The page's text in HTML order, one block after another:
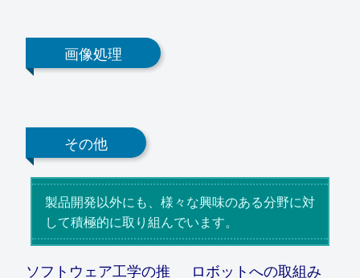
画像処理
その他
製品開発以外にも、様々な興味のある分野に対
して積極的に取り組んでいます。
ソフトウェア工学の推
ロボットへの取組み